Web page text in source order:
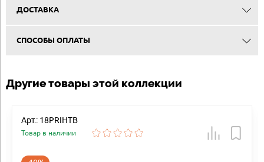
ДОСТАВКА
СПОСОБЫ ОПЛАТЫ
Другие товары этой коллекции
Арт.: 18PRIHTB
Товар в наличии